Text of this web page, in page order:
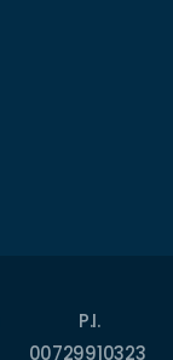
P.I.
00729910323